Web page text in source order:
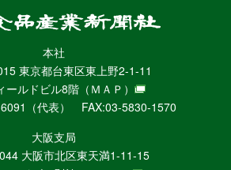
食
産
業
新
聞
社
ニ
本社
東京都台東区東上野2-1-11
ールドビル8階 （ＭＡＰ）
（代表） FAX:03-5830-1570
大阪支局
大阪市北区東天満1-11-15